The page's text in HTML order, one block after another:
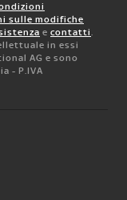
sulle modifiche
e contatti.
in essi
AG e sono
- P.IVA